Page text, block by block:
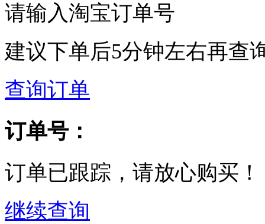
请输入淘宝订单号
建议下单后5分钟左右再查
查询订单
订单号：
订单已跟踪，请放心购买！
继续查询